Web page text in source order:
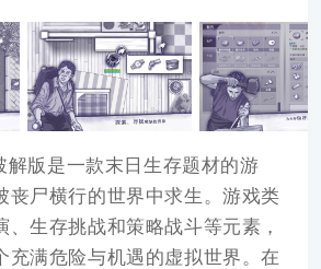
解版 是一款末日生存题材的游
丧尸横行的世界中求生。游戏类
、生存挑战和策略战斗等元素，
充满危险与机遇的虚拟世界。在